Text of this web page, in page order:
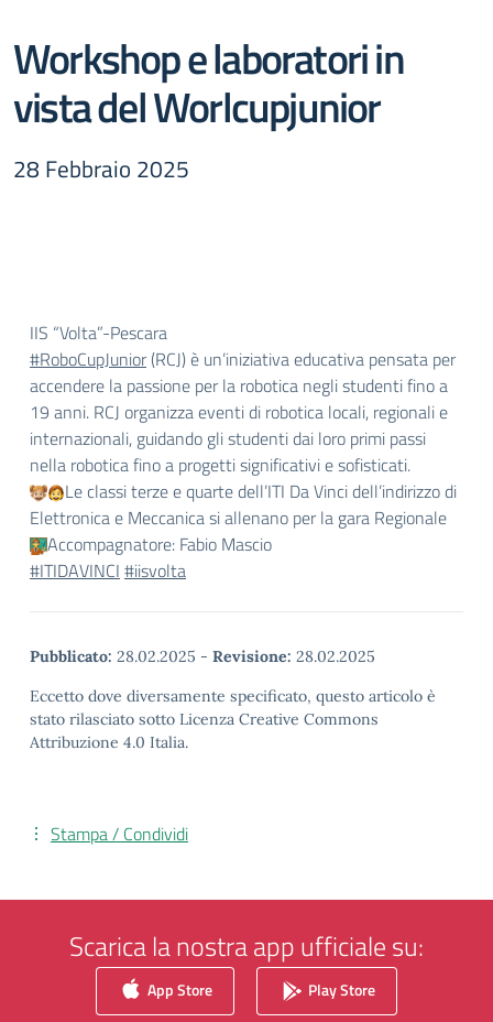
Workshop e laboratori in
vista del Worlcupjunior
28 Febbraio 2025
IIS “Volta”-Pescara
#RoboCupJunior(RCJ) è un’iniziativa educativa pensata per
accendere la passione per la robotica negli studenti fino a
19 anni. RCJ organizza eventi di robotica locali, regionali e
internazionali, guidando gli studenti dai loro primi passi
nella robotica fino a progetti significativi e sofisticati.
Le classi terze e quarte dell’ITI Da Vinci dell’indirizzo di
Elettronica e Meccanica si allenano per la gara Regionale
Accompagnatore: Fabio Mascio
#ITIDAVINCI #iisvolta
Pubblicato: 28.02.2025 - Revisione: 28.02.2025
Eccetto dove diversamente specificato, questo articolo è
stato rilasciato sotto Licenza Creative Commons
Attribuzione 4.0 Italia.
Stampa / Condividi
Scarica la nostra app ufficiale su:
App Store Play Store